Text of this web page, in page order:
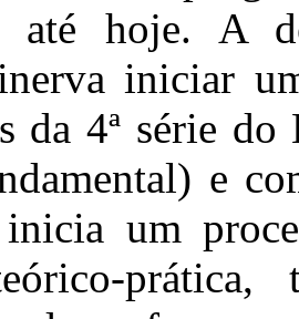
até hoje. A
iniciar
da 4ª série
e
um